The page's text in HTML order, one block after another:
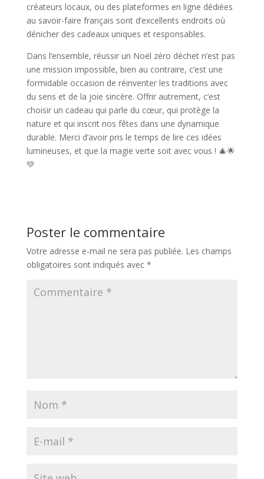
créateurs locaux, ou des plateformes en ligne dédiées
au savoir-faire français sont d’excellents endroits où
dénicher des cadeaux uniques et responsables.
Dans l’ensemble, réussir un Noël zéro déchet n’est pas
une mission impossible, bien au contraire, c’est une
formidable occasion de réinventer les traditions avec
du sens et de la joie sincère. Offrir autrement, c’est
choisir un cadeau qui parle du cœur, qui protège la
nature et qui inscrit nos fêtes dans une dynamique
durable. Merci d’avoir pris le temps de lire ces idées
lumineuses, et que la magie verte soit avec vous ! 🎄🌟
💚
Poster le commentaire
Votre adresse e-mail ne sera pas publiée. Les champs
obligatoires sont indiqués avec *